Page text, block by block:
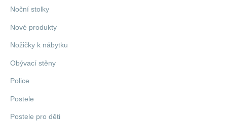
Noční stolky
Nové produkty
Nožičky k nábytku
Obývací stěny
Police
Postele
Postele pro děti